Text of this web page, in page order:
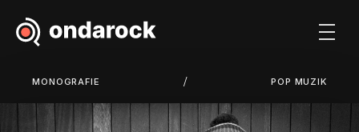
MONOGRAFIE / POP MUZIK